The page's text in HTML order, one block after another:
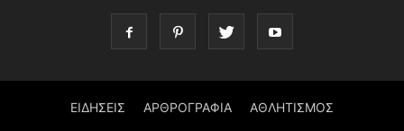
ΕΙΔΗΣΕΙΣ ΑΡΘΡΟΓΡΑΦΙΑ ΑΘΛΗΤΙΣΜΟΣ